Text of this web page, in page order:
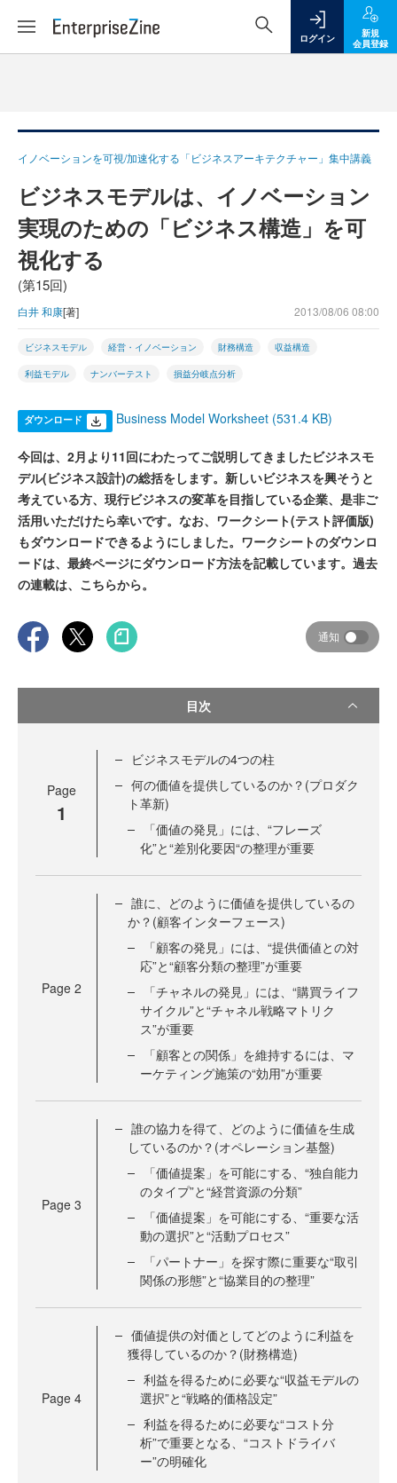
ログイン
新規
会員登録
イノベーションを可視/加速化する「ビジネスアーキテクチャー」集中講義
ビジネスモデルは、イノベーション
実現のための「ビジネス構造」を可
視化する
(第15回)
白井 和康[著] 2013/08/06 08:00
ビジネスモデル 経営・イノベーション 財務構造 収益構造
利益モデル ナンバーテスト 損益分岐点分析
ダウンロード Business Model Worksheet (531.4 KB)
今回は、2月より11回にわたってご説明してきましたビジネスモ
デル(ビジネス設計)の総括をします。新しいビジネスを興そうと
考えている方、現行ビジネスの変革を目指している企業、是非ご
活用いただけたら幸いです。なお、ワークシート(テスト評価版)
もダウンロードできるようにしました。ワークシートのダウンロ
ードは、最終ページにダウンロード方法を記載しています。過去
の連載は、こちらから。
通知
目次
Page
1
ビジネスモデルの4つの柱
何の価値を提供しているのか？(プロダク
ト革新)
「価値の発見」には、“フレーズ
化”と“差別化要因“の整理が重要
Page 2
誰に、どのように価値を提供しているの
か？(顧客インターフェース)
「顧客の発見」には、“提供価値との対
応”と“顧客分類の整理”が重要
「チャネルの発見」には、“購買ライフ
サイクル”と“チャネル戦略マトリク
ス”が重要
「顧客との関係」を維持するには、マ
ーケティング施策の“効用”が重要
Page 3
誰の協力を得て、どのように価値を生成
しているのか？(オペレーション基盤)
「価値提案」を可能にする、“独自能力
のタイプ”と“経営資源の分類”
「価値提案」を可能にする、“重要な活
動の選択”と“活動プロセス”
「パートナー」を探す際に重要な“取引
関係の形態”と“協業目的の整理”
Page 4
価値提供の対価としてどのように利益を
獲得しているのか？(財務構造)
利益を得るために必要な“収益モデルの
選択”と“戦略的価格設定”
利益を得るために必要な“コスト分
析”で重要となる、“コストドライバ
ー”の明確化